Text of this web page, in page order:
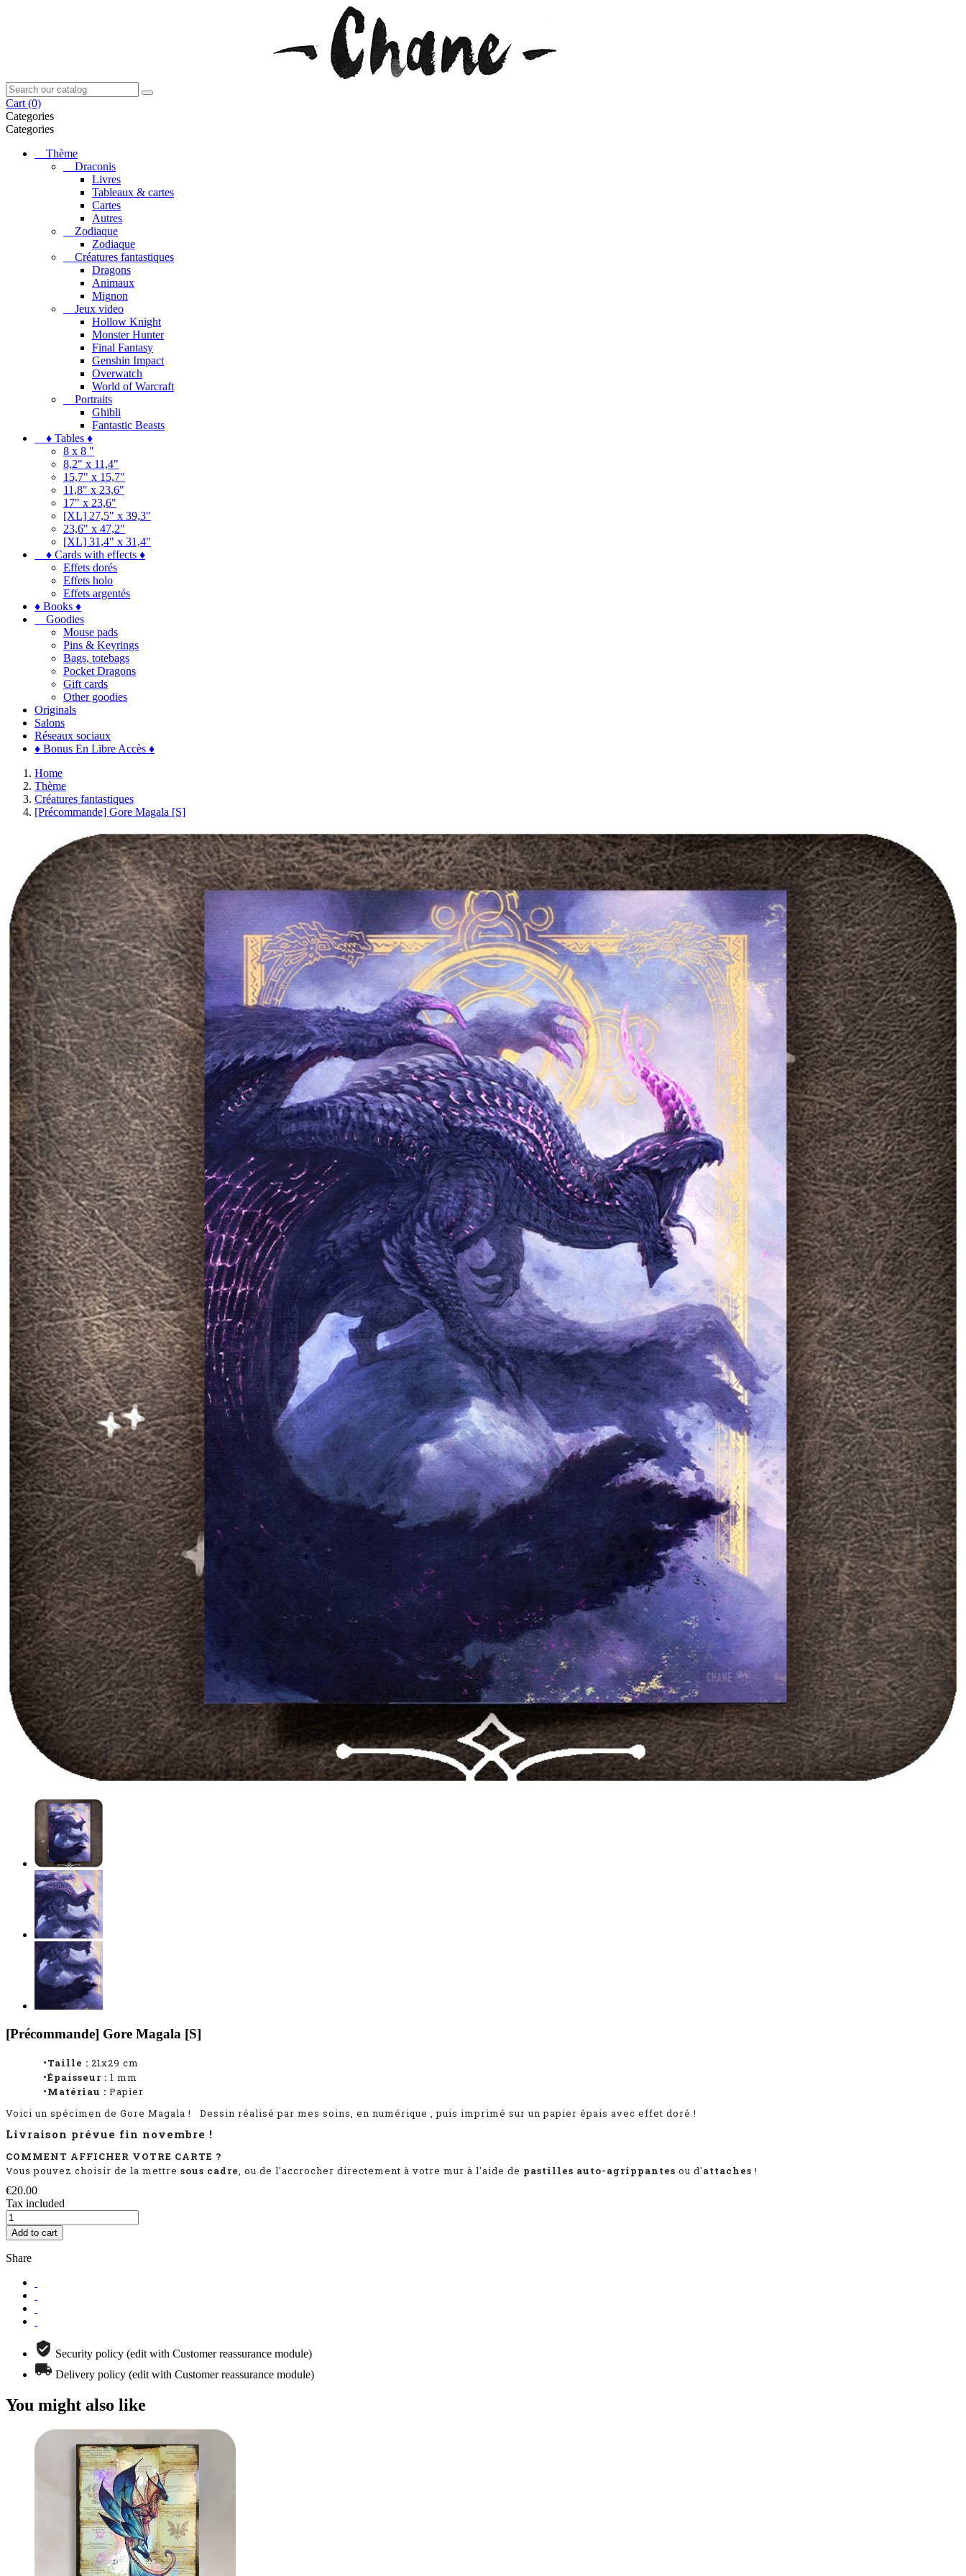
Cart (0)
Categories
Categories
Thème
Draconis
Livres
Tableaux & cartes
Cartes
Autres
Zodiaque
Zodiaque
Créatures fantastiques
Dragons
Animaux
Mignon
Jeux video
Hollow Knight
Monster Hunter
Final Fantasy
Genshin Impact
Overwatch
World of Warcraft
Portraits
Ghibli
Fantastic Beasts
♦ Tables ♦
8 x 8 "
8,2" x 11,4"
15,7" x 15,7"
11,8" x 23,6"
17" x 23,6"
[XL] 27,5" x 39,3"
23,6" x 47,2"
[XL] 31,4" x 31,4"
♦ Cards with effects ♦
Effets dorés
Effets holo
Effets argentés
♦ Books ♦
Goodies
Mouse pads
Pins & Keyrings
Bags, totebags
Pocket Dragons
Gift cards
Other goodies
Originals
Salons
Réseaux sociaux
♦ Bonus En Libre Accès ♦
Home
Thème
Créatures fantastiques
[Précommande] Gore Magala [S]
[Précommande] Gore Magala [S]
•Taille : 21x29 cm
•Épaisseur : 1 mm
•Matériau : Papier
Voici un spécimen de Gore Magala ! Dessin réalisé par mes soins, en numérique , puis imprimé sur un papier épais avec effet doré !
Livraison prévue fin novembre !
COMMENT AFFICHER VOTRE CARTE ?
Vous pouvez choisir de la mettre sous cadre, ou de l'accrocher directement à votre mur à l'aide de pastilles auto-agrippantes ou d'attaches !
€20.00
Tax included
Add to cart
Share
Security policy (edit with Customer reassurance module)
Delivery policy (edit with Customer reassurance module)
You might also like